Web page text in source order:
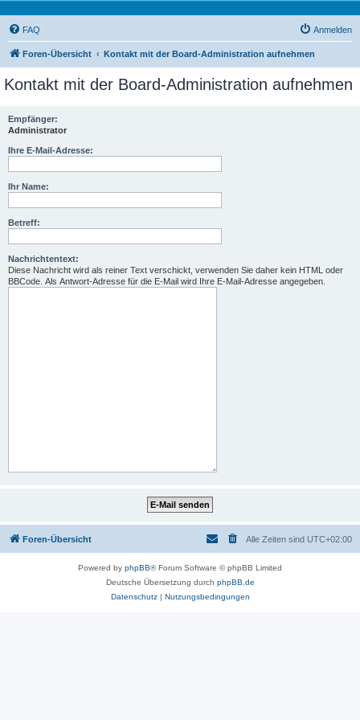
FAQ Anmelden
Foren-Übersicht Kontakt mit der Board-Administration aufnehmen
Kontakt mit der Board-Administration aufnehmen
Empfänger:
Administrator
Ihre E-Mail-Adresse:
Ihr Name:
Betreff:
Nachrichtentext:
Diese Nachricht wird als reiner Text verschickt, verwenden Sie daher kein HTML oder
BBCode. Als Antwort-Adresse für die E-Mail wird Ihre E-Mail-Adresse angegeben.
Foren-Übersicht Alle Zeiten sind UTC+02:00
Powered by phpBB® Forum Software © phpBB Limited
Deutsche Übersetzung durch phpBB.de
Datenschutz| Nutzungsbedingungen